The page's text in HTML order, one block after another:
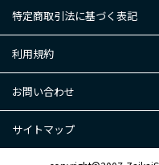
特定商取引法に基づく表記
利用規約
お問い合わせ
サイトマップ